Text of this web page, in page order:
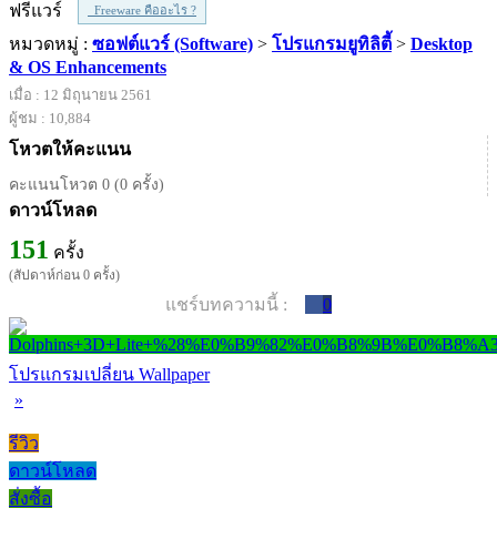
ฟรีแวร์
Freeware คืออะไร ?
หมวดหมู่ : ซอฟต์แวร์ (Software) > โปรแกรมยูทิลิตี้ > Desktop
& OS Enhancements
เมื่อ : 12 มิถุนายน 2561
ผู้ชม : 10,884
โหวตให้คะแนน
คะแนนโหวต 0 (0 ครั้ง)
ดาวน์โหลด
151 ครั้ง
(สัปดาห์ก่อน 0 ครั้ง)
แชร์บทความนี้ : 0
โปรแกรมเปลี่ยน Wallpaper
»
รีวิว
ดาวน์โหลด
สั่งซื้อ